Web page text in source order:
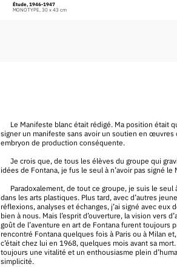
Étude, 1946-1947
MONOTYPE, 30 x 43 cm
Le Manifeste blanc était rédigé. Ma position était
signer un manifeste sans avoir un soutien en œuvres
embryon de production conséquente.
Je crois que, de tous les élèves du groupe qui
idées de Fontana, je fus le seul à n’avoir pas signé le
Paradoxalement, de tout ce groupe, je suis le seul
dans les arts plastiques. Plus tard, avec d’autres
réflexions, analyses et échanges, j’ai signé avec eux
bien à nous. Mais l’esprit d’ouverture, la vision vers
goût de l’aventure en art de Fontana furent toujours
rencontré Fontana quelques fois à Paris ou à Milan
c’était chez lui en 1968, quelques mois avant sa
toujours une vitalité et un enthousiasme plein
simplicité.